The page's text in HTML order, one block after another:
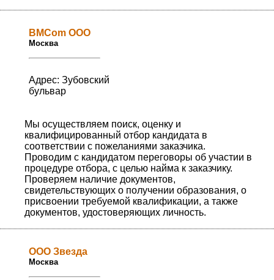
BMCom ООО
Москва
Адрес: Зубовский
бульвар
Мы осуществляем поиск, оценку и
квалифицированный отбор кандидата в
соответствии с пожеланиями заказчика.
Проводим с кандидатом переговоры об участии в
процедуре отбора, с целью найма к заказчику.
Проверяем наличие документов,
свидетельствующих о получении образования, о
присвоении требуемой квалификации, а также
документов, удостоверяющих личность.
ООО Звезда
Москва